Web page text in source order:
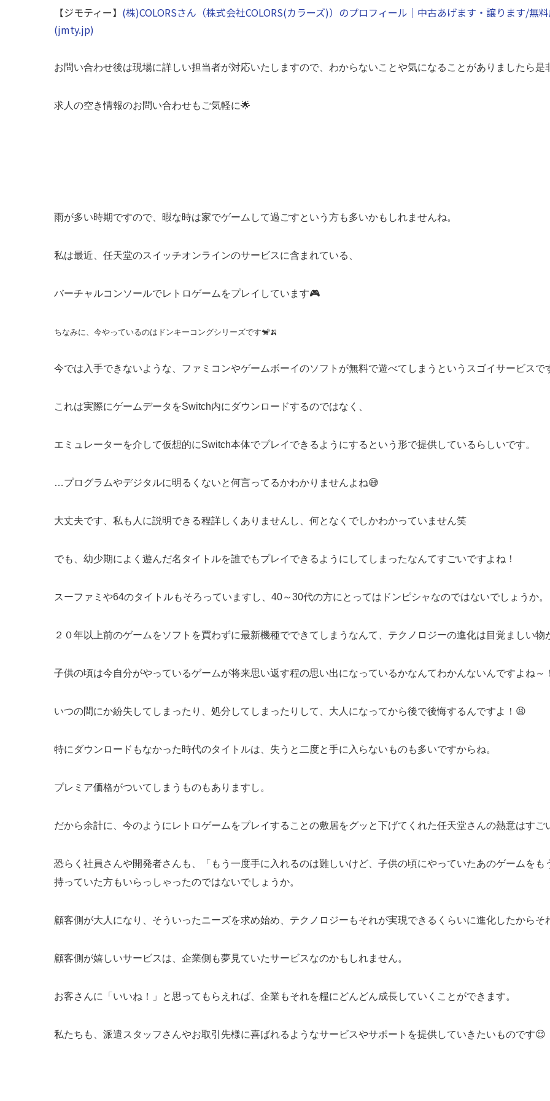
【ジモティー】 (株)COLORSさん（株式会社COLORS(カラーズ)）のプロフィール｜中古あげます・譲ります/無
(jmty.jp)
お問い合わせ後は現場に詳しい担当者が対応いたしますので、わからないことや気になることがありましたら是
求人の空き情報のお問い合わせもご気軽に🌟
雨が多い時期ですので、暇な時は家でゲームして過ごすという方も多いかもしれませんね。
私は最近、任天堂のスイッチオンラインのサービスに含まれている、
バーチャルコンソールでレトロゲームをプレイしています🎮
ちなみに、今やっているのはドンキーコングシリーズです🐒🍌
今では入手できないような、ファミコンやゲームボーイのソフトが無料で遊べてしまうというスゴイサービスで
これは実際にゲームデータをSwitch内にダウンロードするのではなく、
エミュレーターを介して仮想的にSwitch本体でプレイできるようにするという形で提供しているらしいです。
…プログラムやデジタルに明るくないと何言ってるかわかりませんよね😅
大丈夫です、私も人に説明できる程詳しくありませんし、何となくでしかわかっていません笑
でも、幼少期によく遊んだ名タイトルを誰でもプレイできるようにしてしまったなんてすごいですよね！
スーファミや64のタイトルもそろっていますし、40～30代の方にとってはドンピシャなのではないでしょうか。
２０年以上前のゲームをソフトを買わずに最新機種でできてしまうなんて、テクノロジーの進化は目覚ましい物
子供の頃は今自分がやっているゲームが将来思い返す程の思い出になっているかなんてわかんないんですよね～
いつの間にか紛失してしまったり、処分してしまったりして、大人になってから後で後悔するんですよ！😫
特にダウンロードもなかった時代のタイトルは、失うと二度と手に入らないものも多いですからね。
プレミア価格がついてしまうものもありますし。
だから余計に、今のようにレトロゲームをプレイすることの敷居をグッと下げてくれた任天堂さんの熱意はすご
恐らく社員さんや開発者さんも、「もう一度手に入れるのは難しいけど、子供の頃にやっていたあのゲームを
持っていた方もいらっしゃったのではないでしょうか。
顧客側が大人になり、そういったニーズを求め始め、テクノロジーもそれが実現できるくらいに進化したから
顧客側が嬉しいサービスは、企業側も夢見ていたサービスなのかもしれません。
お客さんに「いいね！」と思ってもらえれば、 企業もそれを糧にどんどん成長していくことができます。
私たちも、派遣スタッフさんやお取引先様に喜ばれるようなサービスやサポートを提供していきたいものです😌